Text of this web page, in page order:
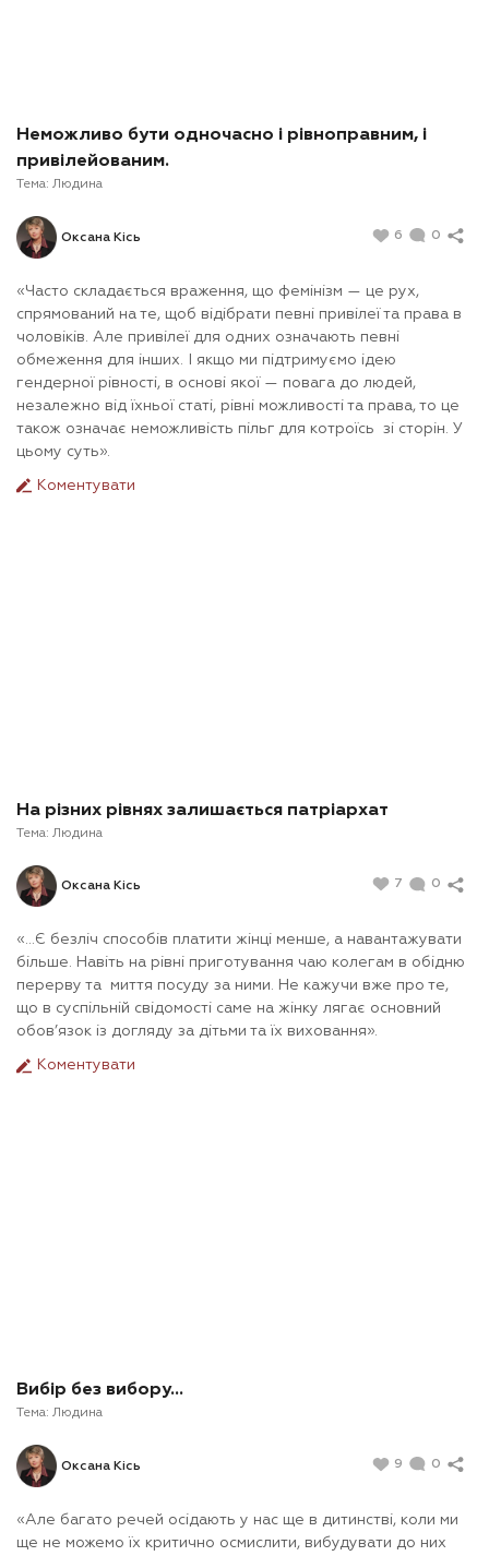
Неможливо бути одночасно і рівноправним, і
привілейованим.
Тема: Людина
Оксана Кісь 6 0
«Часто складається враження, що фемінізм — це рух,
спрямований на те, щоб відібрати певні привілеї та права в
чоловіків. Але привілеї для одних означають певні
обмеження для інших. І якщо ми підтримуємо ідею
гендерної рівності, в основі якої — повага до людей,
незалежно від їхньої статі, рівні можливості та права, то це
також означає неможливість пільг для котроїсь зі сторін. У
цьому суть».
Коментувати
На різних рівнях залишається патріархат
Тема: Людина
Оксана Кісь 7 0
«…Є безліч способів платити жінці менше, а навантажувати
більше. Навіть на рівні приготування чаю колегам в обідню
перерву та миття посуду за ними. Не кажучи вже про те,
що в суспільній свідомості саме на жінку лягає основний
обов’язок із догляду за дітьми та їх виховання».
Коментувати
Вибір без вибору…
Тема: Людина
Оксана Кісь 9 0
«Але багато речей осідають у нас ще в дитинстві, коли ми
ще не можемо їх критично осмислити, вибудувати до них